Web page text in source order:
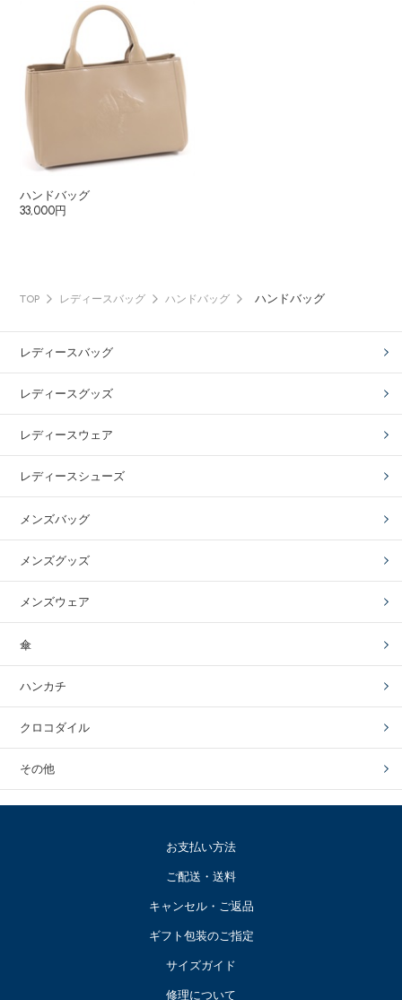
ハンドバッグ
33,000円
TOP レディースバッグ ハンドバッグ ハンドバッグ
レディースバッグ
レディースグッズ
レディースウェア
レディースシューズ
メンズバッグ
メンズグッズ
メンズウェア
傘
ハンカチ
クロコダイル
その他
お支払い方法
ご配送・送料
キャンセル・ご返品
ギフト包装のご指定
サイズガイド
修理について